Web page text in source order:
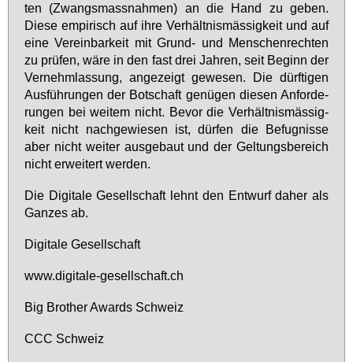
ten (Zwangs­mass­nah­men) an die Hand zu ge­ben.
Die­se em­pi­risch auf ih­re Ver­hält­nis­mäs­sig­keit und auf
ei­ne Ver­ein­bar­keit mit Grund- und Men­schen­rech­ten
zu prü­fen, wä­re in den fast drei Jah­ren, seit Be­ginn der
Ver­nehm­las­sung, an­ge­zeigt ge­we­sen. Die dürf­ti­gen
Aus­füh­run­gen der Bot­schaft ge­nü­gen die­sen An­for­de­
run­gen bei wei­tem nicht. Be­vor die Ver­hält­nis­mäs­sig­
keit nicht nach­ge­wie­sen ist, dür­fen die Be­fug­nis­se
aber nicht wei­ter aus­ge­baut und der Gel­tungs­be­reich
nicht er­wei­tert wer­den.
Die Di­gi­ta­le Ge­sell­schaft lehnt den Ent­wurf da­her als
Gan­zes ab.
Di­gi­ta­le Ge­sell­schaft
www.​dig​ital​e-​ges​ells​chaf​t.​ch
Big Bro­ther Awards Schweiz
CCC Schweiz